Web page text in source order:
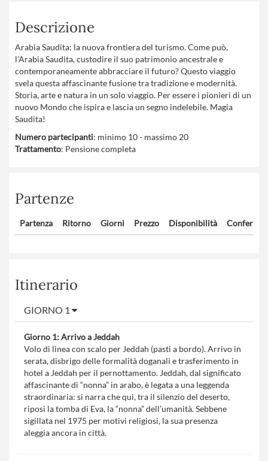
Descrizione
Arabia Saudita: la nuova frontiera del turismo. Come può,
l’Arabia Saudita, custodire il suo patrimonio ancestrale e
contemporaneamente abbracciare il futuro? Questo viaggio
svela questa affascinante fusione tra tradizione e modernità.
Storia, arte e natura in un solo viaggio. Per essere i pionieri di un
nuovo Mondo che ispira e lascia un segno indelebile. Magia
Saudita!
Numero partecipanti: minimo 10 - massimo 20
Trattamento: Pensione completa
Partenze
Partenza Ritorno Giorni Prezzo Disponibilità
Itinerario
GIORNO 1
Giorno 1: Arrivo a Jeddah
Volo di linea con scalo per Jeddah (pasti a bordo). Arrivo in
serata, disbrigo delle formalità doganali e trasferimento in
hotel a Jeddah per il pernottamento. Jeddah, dal significato
affascinante di “nonna” in arabo, è legata a una leggenda
straordinaria: si narra che qui, tra il silenzio del deserto,
riposi la tomba di Eva, la “nonna” dell’umanità. Sebbene
sigillata nel 1975 per motivi religiosi, la sua presenza
aleggia ancora in città.